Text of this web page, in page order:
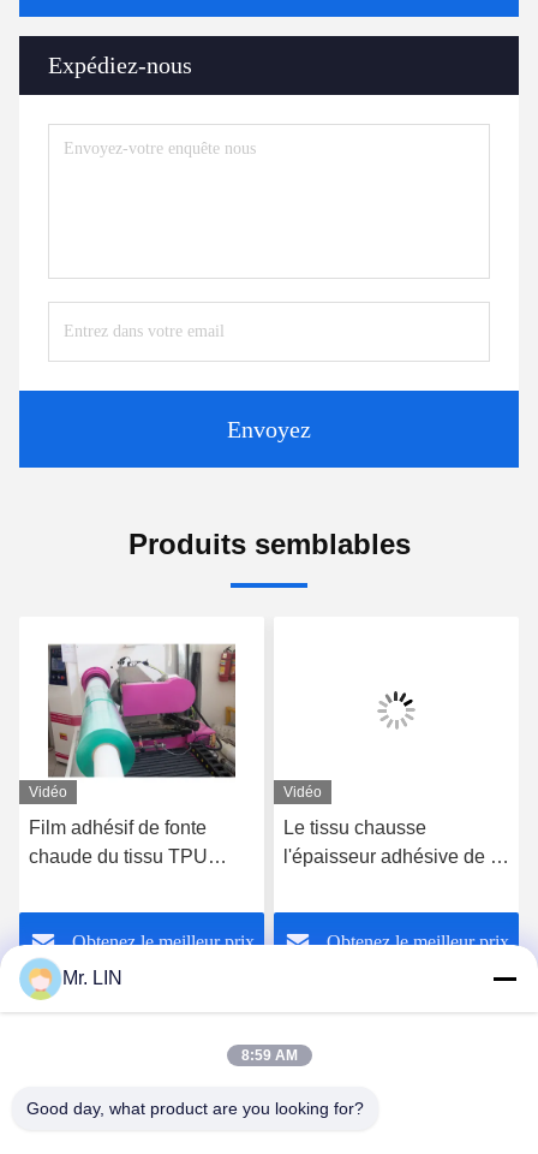
Expédiez-nous
Envoyez
Produits semblables
Vidéo
Film adhésif de fonte
chaude du tissu TPU
Microfiber
Obtenez le meilleur prix
Vidéo
Le tissu chausse
l'épaisseur adhésive de la
0.15cm de TPU avec le
transporteur de film de PE
Obtenez le meilleur prix
Guangdong Jinhonghai New Material
Mr. LIN
8:59 AM
Good day, what product are you looking for?